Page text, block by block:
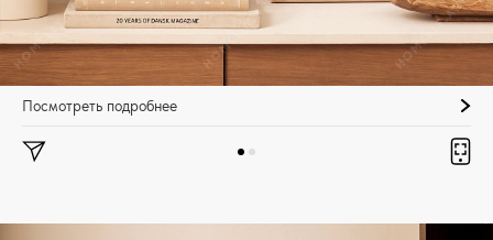
Посмотреть подробнее